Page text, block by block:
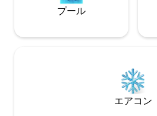
プール
エアコン